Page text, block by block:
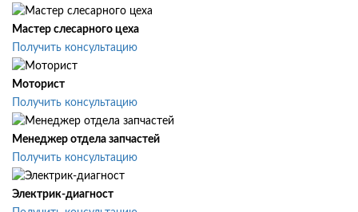
Мастер слесарного цеха
Получить консультацию
Моторист
Получить консультацию
Менеджер отдела запчастей
Получить консультацию
Электрик-диагност